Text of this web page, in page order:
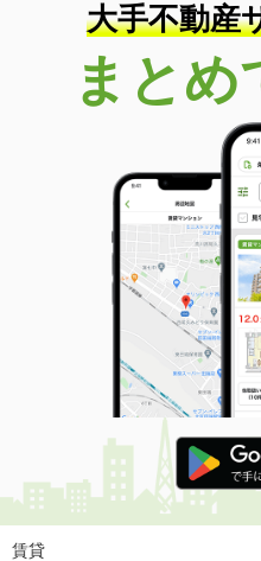
大手不動産
まとめ
賃貸